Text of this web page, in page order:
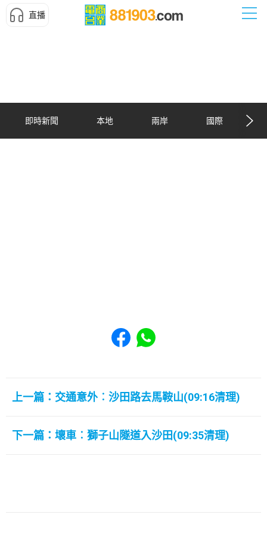
直播
即時新聞 本地 兩岸 國際
Share to Facebook
Share to WhatsApp
上一篇：交通意外︰沙田路去馬鞍山(09:16清理)
下一篇：壞車︰獅子山隧道入沙田(09:35清理)